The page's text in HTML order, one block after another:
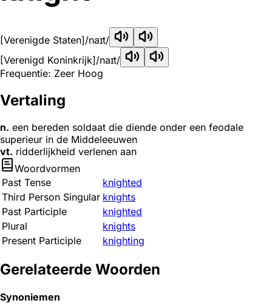
[Verenigde Staten]/naɪt/
[Verenigd Koninkrijk]/naɪt/
Frequentie: Zeer Hoog
Vertaling
n. een bereden soldaat die diende onder een feodale
superieur in de Middeleeuwen
vt. ridderlijkheid verlenen aan
Woordvormen
Past Tense
knighted
Third Person Singular knights
Past Participle
knighted
Plural
knights
Present Participle
knighting
Gerelateerde Woorden
Synoniemen